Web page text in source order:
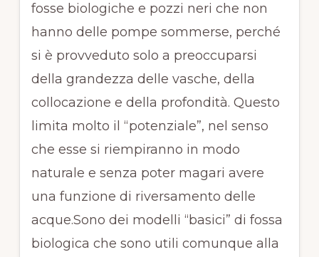
fosse biologiche e pozzi neri che non
hanno delle pompe sommerse, perché
si è provveduto solo a preoccuparsi
della grandezza delle vasche, della
collocazione e della profondità. Questo
limita molto il “potenziale”, nel senso
che esse si riempiranno in modo
naturale e senza poter magari avere
una funzione di riversamento delle
acque.Sono dei modelli “basici” di fossa
biologica che sono utili comunque alla